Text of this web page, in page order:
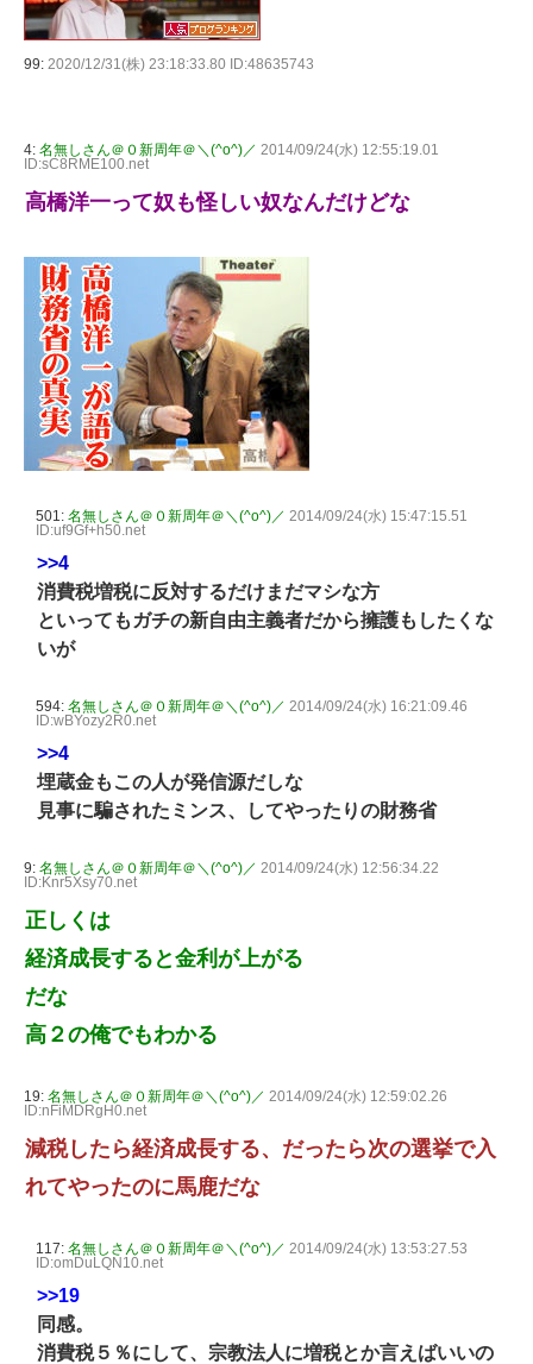
99: 2020/12/31(株) 23:18:33.80 ID:48635743
4: 名無しさん＠０新周年＠＼(^o^)／ 2014/09/24(水) 12:55:19.01
ID:sC8RME100.net
高橋洋一って奴も怪しい奴なんだけどな
501: 名無しさん＠０新周年＠＼(^o^)／ 2014/09/24(水) 15:47:15.51
ID:uf9Gf+h50.net
>>4
消費税増税に反対するだけまだマシな方
といってもガチの新自由主義者だから擁護もしたくな
いが
594: 名無しさん＠０新周年＠＼(^o^)／ 2014/09/24(水) 16:21:09.46
ID:wBYozy2R0.net
>>4
埋蔵金もこの人が発信源だしな
見事に騙されたミンス、してやったりの財務省
9: 名無しさん＠０新周年＠＼(^o^)／ 2014/09/24(水) 12:56:34.22
ID:Knr5Xsy70.net
正しくは
経済成長すると金利が上がる
だな
高２の俺でもわかる
19: 名無しさん＠０新周年＠＼(^o^)／ 2014/09/24(水) 12:59:02.26
ID:nFiMDRgH0.net
減税したら経済成長する、だったら次の選挙で入
れてやったのに馬鹿だな
117: 名無しさん＠０新周年＠＼(^o^)／ 2014/09/24(水) 13:53:27.53
ID:omDuLQN10.net
>>19
同感。
消費税５％にして、宗教法人に増税とか言えばいいの